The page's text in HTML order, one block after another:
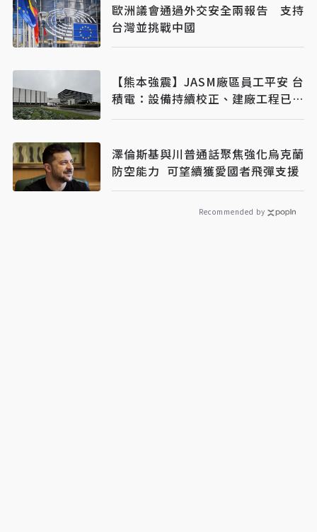
歐洲議會通過外交安全兩報告 支持
台灣並挑戰中國
【熊本強震】JASM廠區員工平安 台
積電：設備持續校正、建廠工程已復
工
澤倫斯基與川普通話聚焦強化烏克蘭
防空能力 可望續獲愛國者飛彈支援
Recommended by